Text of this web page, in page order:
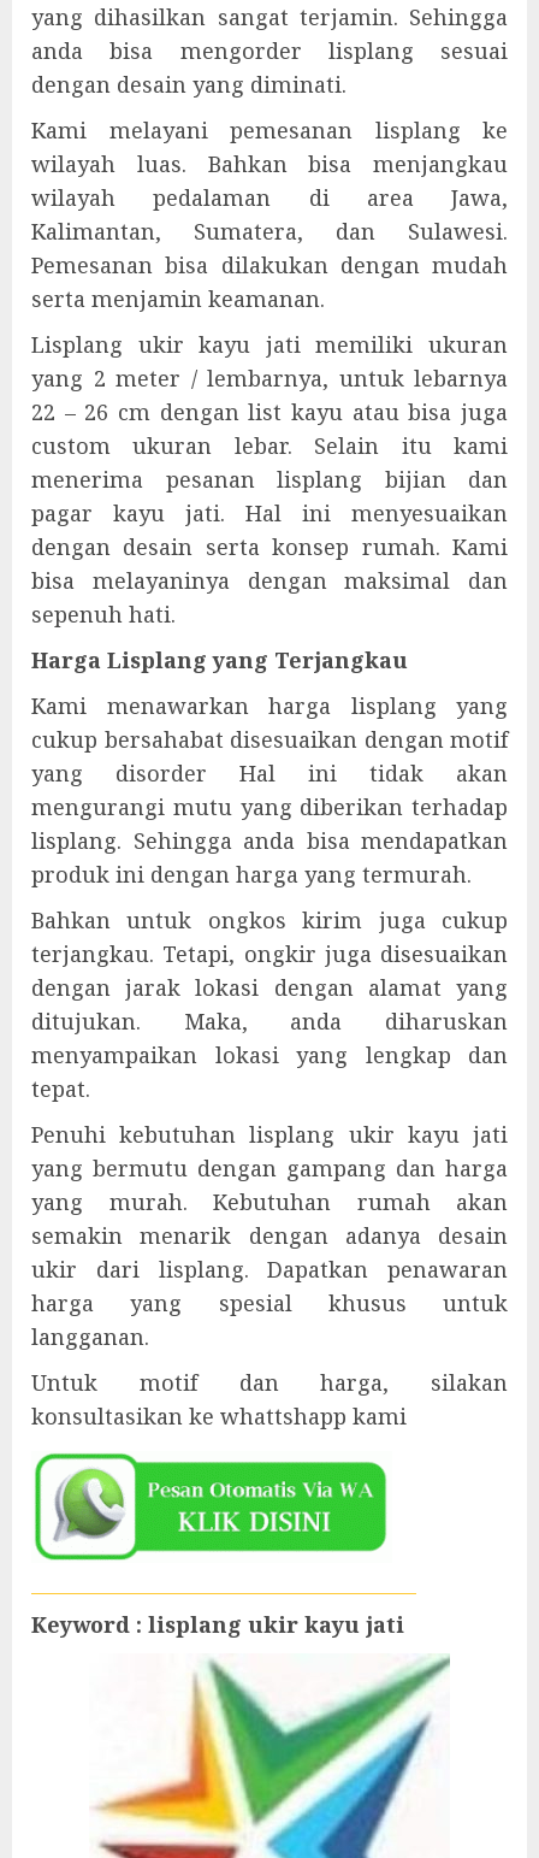
yang dihasilkan sangat terjamin. Sehingga
anda bisa mengorder lisplang sesuai
dengan desain yang diminati.
Kami melayani pemesanan lisplang ke
wilayah luas. Bahkan bisa menjangkau
wilayah pedalaman di area Jawa,
Kalimantan, Sumatera, dan Sulawesi.
Pemesanan bisa dilakukan dengan mudah
serta menjamin keamanan.
Lisplang ukir kayu jati memiliki ukuran
yang 2 meter / lembarnya, untuk lebarnya
22 – 26 cm dengan list kayu atau bisa juga
custom ukuran lebar. Selain itu kami
menerima pesanan lisplang bijian dan
pagar kayu jati. Hal ini menyesuaikan
dengan desain serta konsep rumah. Kami
bisa melayaninya dengan maksimal dan
sepenuh hati.
Harga Lisplang yang Terjangkau
Kami menawarkan harga lisplang yang
cukup bersahabat disesuaikan dengan motif
yang disorder Hal ini tidak akan
mengurangi mutu yang diberikan terhadap
lisplang. Sehingga anda bisa mendapatkan
produk ini dengan harga yang termurah.
Bahkan untuk ongkos kirim juga cukup
terjangkau. Tetapi, ongkir juga disesuaikan
dengan jarak lokasi dengan alamat yang
ditujukan. Maka, anda diharuskan
menyampaikan lokasi yang lengkap dan
tepat.
Penuhi kebutuhan lisplang ukir kayu jati
yang bermutu dengan gampang dan harga
yang murah. Kebutuhan rumah akan
semakin menarik dengan adanya desain
ukir dari lisplang. Dapatkan penawaran
harga yang spesial khusus untuk
langganan.
Untuk motif dan harga, silakan
konsultasikan ke whattshapp kami
Keyword : lisplang ukir kayu jati